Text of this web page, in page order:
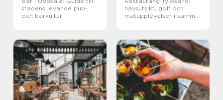
stadens levande pub-
och barkultur
havsutsikt, golf och
matupplevelser i samma